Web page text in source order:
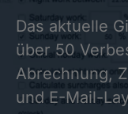
Das aktuelle
über 50
Abrechnung,
und E-Mail-